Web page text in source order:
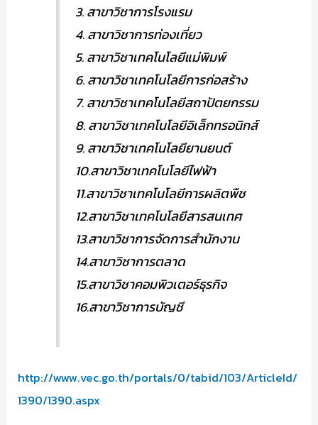
3. สาขาวิชาการโรงแรม
4. สาขาวิชาการท่องเที่ยว
5. สาขาวิชาเทคโนโลยีแม่พิมพ์
6. สาขาวิชาเทคโนโลยีการก่อสร้าง
7. สาขาวิชาเทคโนโลยีสถาปัตยกรรม
8. สาขาวิชาเทคโนโลยีอิเล็กทรอนิกส์
9. สาขาวิชาเทคโนโลยียานยนต์
10.สาขาวิชาเทคโนโลยีไฟฟ้า
11.สาขาวิชาเทคโนโลยีการผลิตพืช
12.สาขาวิชาเทคโนโลยีสารสนเทศ
13.สาขาวิชาการจัดการสำนักงาน
14.สาขาวิชาการตลาด
15.สาขาวิชาคอมพิวเตอร์ธุรกิจ
16.สาขาวิชาการบัญชี
http://www.vec.go.th/portals/0/tabid/103/ArticleId/
1390/1390.aspx